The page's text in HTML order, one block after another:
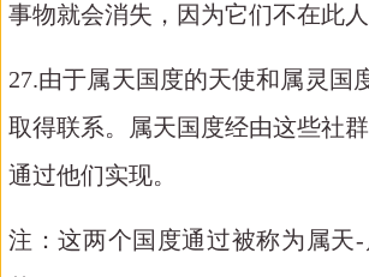
事物就会消失，因为它们不在此人
27.由于属天国度的天使和属灵
取得联系。属天国度经由这些社
通过他们实现。
注：这两个国度通过被称为属天-